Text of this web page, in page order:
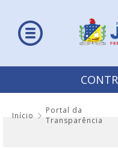
Início
Portal da
Transparência